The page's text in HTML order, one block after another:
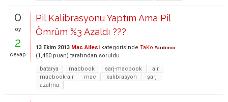
0
oy
2
cevap
Pil Kalibrasyonu Yaptım Ama Pil
Ömrüm %3 Azaldı ???
13 Ekim 2013 Mac Ailesi kategorisinde TaKo Yardımcı
(1,450 puan) tarafından soruldu
batarya
macbook sarj-macbook
air
macbook-air
mac kalibrasyon
şarj
azalma